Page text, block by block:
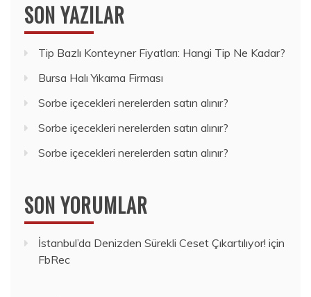
SON YAZILAR
Tip Bazlı Konteyner Fiyatları: Hangi Tip Ne Kadar?
Bursa Halı Yıkama Firması
Sorbe içecekleri nerelerden satın alınır?
Sorbe içecekleri nerelerden satın alınır?
Sorbe içecekleri nerelerden satın alınır?
SON YORUMLAR
İstanbul’da Denizden Sürekli Ceset Çıkartılıyor! için
FbRec